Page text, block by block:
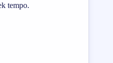
tempo.